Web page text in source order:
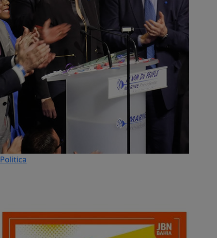
Politica